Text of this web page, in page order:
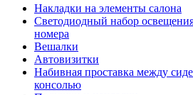
Накладки на элементы салона
Светодиодный набор
номера
Вешалки
Автовизитки
Набивная проставка между
консолью